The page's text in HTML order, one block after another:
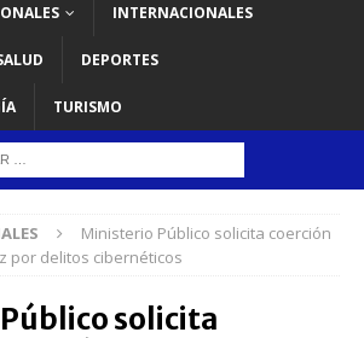
INTERNACIONALES
DEPORTES
TURISMO
Ministerio Público solicita coerción
por delitos cibernéticos
solicita